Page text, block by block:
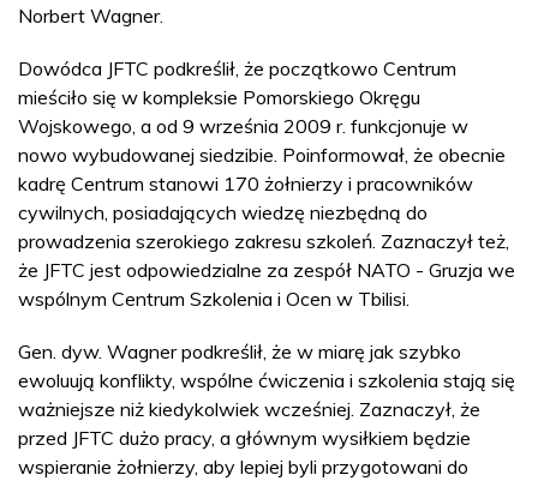
Norbert Wagner.
Dowódca JFTC podkreślił, że początkowo Centrum
mieściło się w kompleksie Pomorskiego Okręgu
Wojskowego, a od 9 września 2009 r. funkcjonuje w
nowo wybudowanej siedzibie. Poinformował, że obecnie
kadrę Centrum stanowi 170 żołnierzy i pracowników
cywilnych, posiadających wiedzę niezbędną do
prowadzenia szerokiego zakresu szkoleń. Zaznaczył też,
że JFTC jest odpowiedzialne za zespół NATO - Gruzja we
wspólnym Centrum Szkolenia i Ocen w Tbilisi.
Gen. dyw. Wagner podkreślił, że w miarę jak szybko
ewoluują konflikty, wspólne ćwiczenia i szkolenia stają się
ważniejsze niż kiedykolwiek wcześniej. Zaznaczył, że
przed JFTC dużo pracy, a głównym wysiłkiem będzie
wspieranie żołnierzy, aby lepiej byli przygotowani do